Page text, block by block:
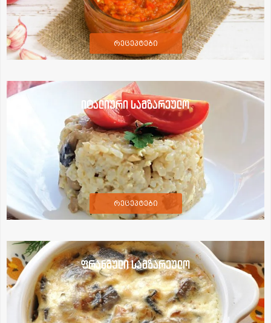
რეცეპტები
იტალიური სამზარეულო
რეცეპტები
ფრანგული სამზარეულო